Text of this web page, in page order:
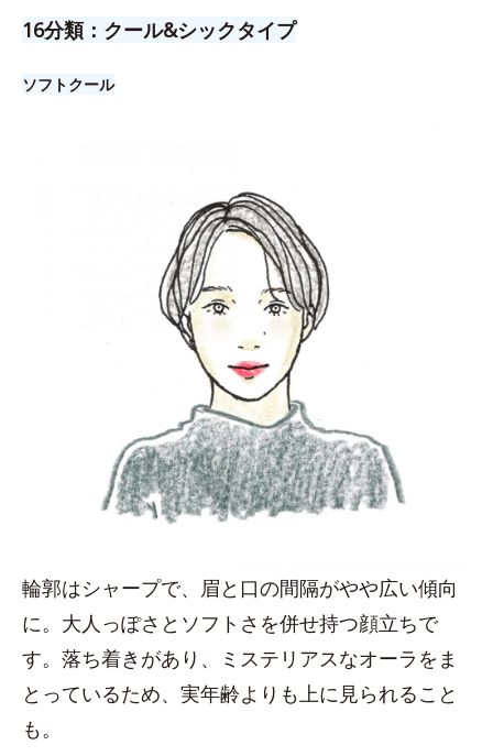
16分類：クール&シックタイプ
ソフトクール
輪郭はシャープで、眉と口の間隔がやや広い傾向
に。大人っぽさとソフトさを併せ持つ顔立ちで
す。落ち着きがあり、ミステリアスなオーラをま
とっているため、実年齢よりも上に見られること
も。